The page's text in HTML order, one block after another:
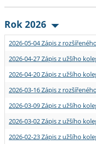
Strategie a další
Podpora a benefity pro
Absolventi fakulty
Učitelské studijní
Informace k průběhu
Doktorské studium
Rigorózní řízení
Akademické kvalifikace
Granty a projekty
Vyjíždějící studenti
Přijíždějící studenti
Vyjíždějící zaměstnanci
Rok 2026
2026-05-04 Zápis z
2026-04-27 Zápis z užšího
2026-04-20 Zápis z užšího
2026-03-16 Zápis z
2026-03-09 Zápis z užšího
2026-03-02 Zápis z užšího
2026-02-23 Zápis z užšího